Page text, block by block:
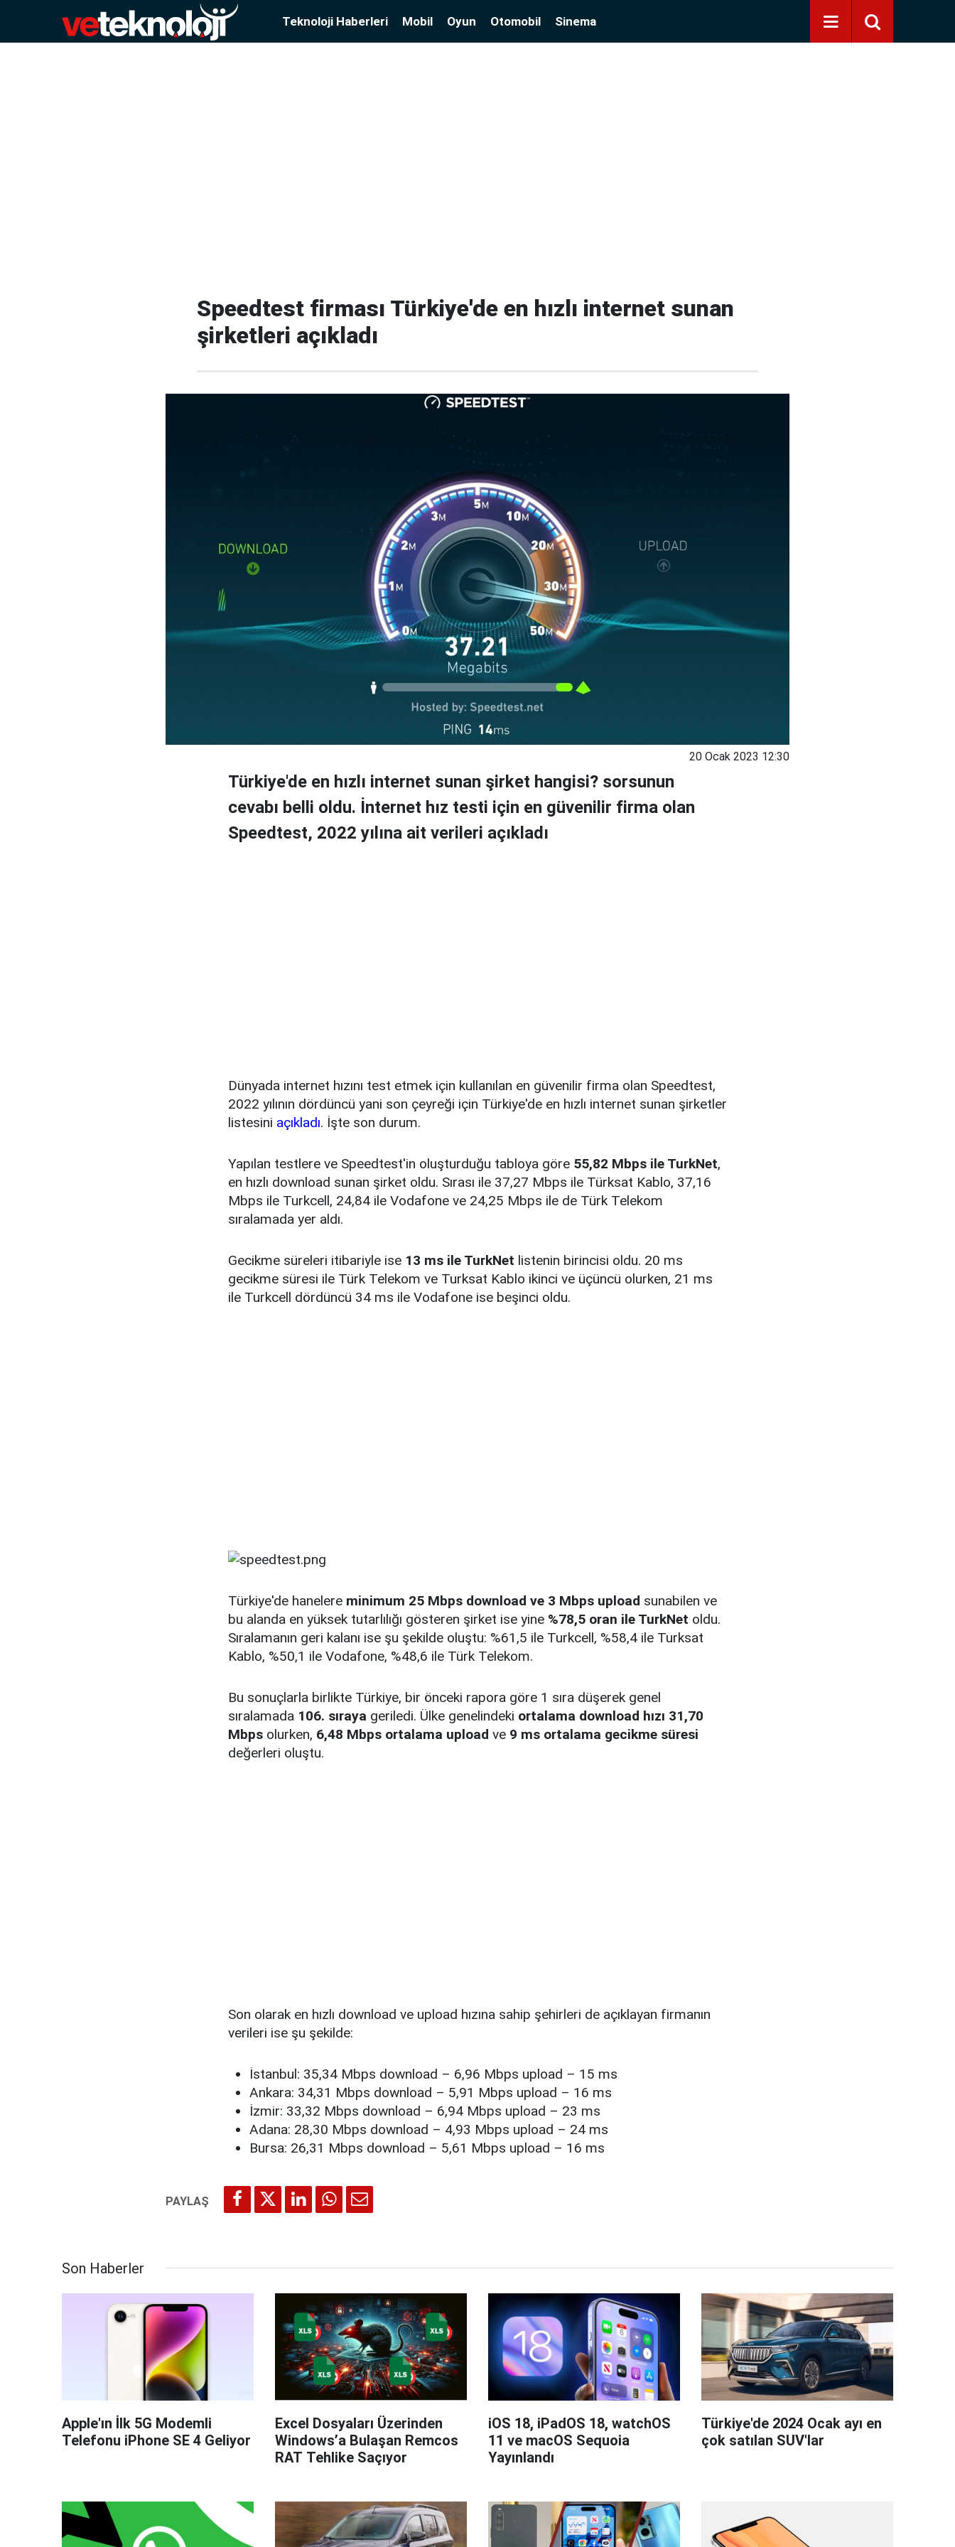
Teknoloji Haberleri Mobil Oyun Otomobil Sinema
Speedtest firması Türkiye'de en hızlı internet sunan
şirketleri açıkladı
20 Ocak 2023 12:30
Türkiye'de en hızlı internet sunan şirket hangisi? sorsunun
cevabı belli oldu. İnternet hız testi için en güvenilir firma olan
Speedtest, 2022 yılına ait verileri açıkladı
Dünyada internet hızını test etmek için kullanılan en güvenilir firma olan Speedtest,
2022 yılının dördüncü yani son çeyreği için Türkiye'de en hızlı internet sunan şirketler
listesini açıkladı. İşte son durum.
Yapılan testlere ve Speedtest'in oluşturduğu tabloya göre 55,82 Mbps ile TurkNet,
en hızlı download sunan şirket oldu. Sırası ile 37,27 Mbps ile Türksat Kablo, 37,16
Mbps ile Turkcell, 24,84 ile Vodafone ve 24,25 Mbps ile de Türk Telekom
sıralamada yer aldı.
Gecikme süreleri itibariyle ise 13 ms ile TurkNet listenin birincisi oldu. 20 ms
gecikme süresi ile Türk Telekom ve Turksat Kablo ikinci ve üçüncü olurken, 21 ms
ile Turkcell dördüncü 34 ms ile Vodafone ise beşinci oldu.
Türkiye'de hanelere minimum 25 Mbps download ve 3 Mbps upload sunabilen ve
bu alanda en yüksek tutarlılığı gösteren şirket ise yine %78,5 oran ile TurkNet oldu.
Sıralamanın geri kalanı ise şu şekilde oluştu: %61,5 ile Turkcell, %58,4 ile Turksat
Kablo, %50,1 ile Vodafone, %48,6 ile Türk Telekom.
Bu sonuçlarla birlikte Türkiye, bir önceki rapora göre 1 sıra düşerek genel
sıralamada 106. sıraya geriledi. Ülke genelindeki ortalama download hızı 31,70
Mbps olurken, 6,48 Mbps ortalama upload ve 9 ms ortalama gecikme süresi
değerleri oluştu.
Son olarak en hızlı download ve upload hızına sahip şehirleri de açıklayan firmanın
verileri ise şu şekilde:
İstanbul: 35,34 Mbps download – 6,96 Mbps upload – 15 ms
Ankara: 34,31 Mbps download – 5,91 Mbps upload – 16 ms
İzmir: 33,32 Mbps download – 6,94 Mbps upload – 23 ms
Adana: 28,30 Mbps download – 4,93 Mbps upload – 24 ms
Bursa: 26,31 Mbps download – 5,61 Mbps upload – 16 ms
Son Haberler
Apple'ın İlk 5G Modemli
Telefonu iPhone SE 4 Geliyor
Excel Dosyaları Üzerinden
Windows’a Bulaşan Remcos
RAT Tehlike Saçıyor
iOS 18, iPadOS 18, watchOS
11 ve macOS Sequoia
Yayınlandı
Türkiye'de 2024 Ocak ayı en
çok satılan SUV'lar